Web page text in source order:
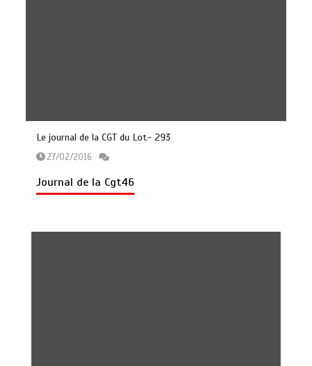
Le journal de la CGT du Lot- 293
27/02/2016
Journal de la Cgt46